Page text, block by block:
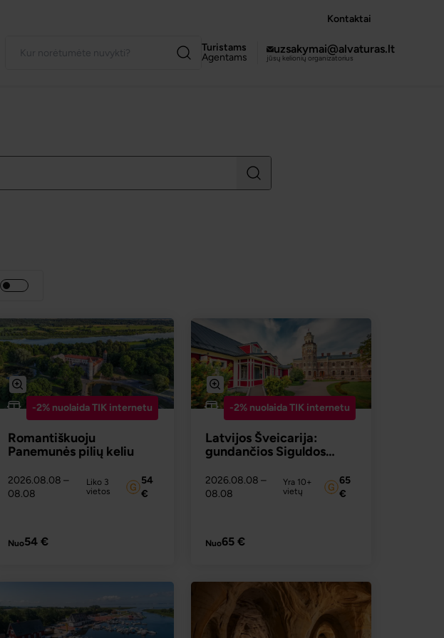
Kontaktai
Turistams
Agentams
uzsakymai@alvaturas.lt
jūsų kelionių organizatorius
-2% nuolaida TIK internetu
Romantiškuoju
Panemunės pilių keliu
2026.08.08 –
08.08
Liko 3
vietos
54
€
Nuo54 €
-2% nuolaida TIK internetu
Latvijos Šveicarija:
gundančios Siguldos
2026.08.08 –
08.08
Yra 10+
vietų
65
€
Nuo65 €